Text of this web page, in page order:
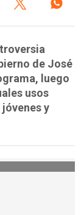
de José
luego
usos
y